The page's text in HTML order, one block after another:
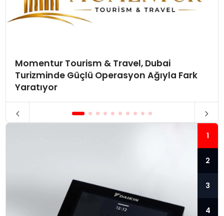
Momentur Tourism & Travel, Dubai
Turizminde Güçlü Operasyon Ağıyla Fark
Yaratıyor
1
2
3
4